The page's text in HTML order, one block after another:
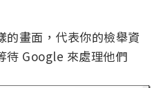
的畫面，代表你的檢舉資
待 Google 來處理他們